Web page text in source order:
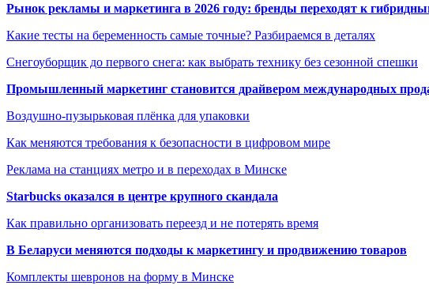
Рынок рекламы и маркетинга в 2026 году: бренды переходят к
Какие тесты на беременность самые точные? Разбираемся в деталях
Снегоуборщик до первого снега: как выбрать технику без сезонной спешки
Промышленный маркетинг становится драйвером международных
Воздушно-пузырьковая плёнка для упаковки
Как меняются требования к безопасности в цифровом мире
Реклама на станциях метро и в переходах в Минске
Starbucks оказался в центре крупного скандала
Как правильно организовать переезд и не потерять время
В Беларуси меняются подходы к маркетингу и продвижению товаров
Комплекты шевронов на форму в Минске